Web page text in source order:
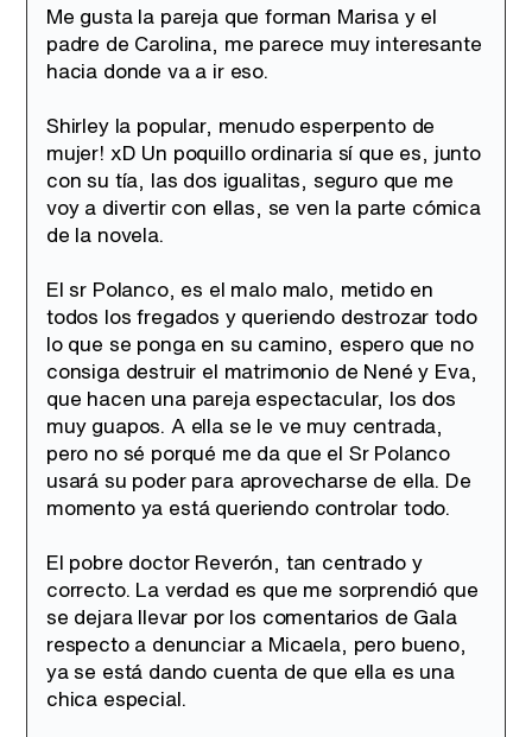
Me gusta la pareja que forman Marisa y el
padre de Carolina, me parece muy interesante
hacia donde va a ir eso.
Shirley la popular, menudo esperpento de
mujer! xD Un poquillo ordinaria sí que es, junto
con su tía, las dos igualitas, seguro que me
voy a divertir con ellas, se ven la parte cómica
de la novela.
El sr Polanco, es el malo malo, metido en
todos los fregados y queriendo destrozar todo
lo que se ponga en su camino, espero que no
consiga destruir el matrimonio de Nené y Eva,
que hacen una pareja espectacular, los dos
muy guapos. A ella se le ve muy centrada,
pero no sé porqué me da que el Sr Polanco
usará su poder para aprovecharse de ella. De
momento ya está queriendo controlar todo.
El pobre doctor Reverón, tan centrado y
correcto. La verdad es que me sorprendió que
se dejara llevar por los comentarios de Gala
respecto a denunciar a Micaela, pero bueno,
ya se está dando cuenta de que ella es una
chica especial.